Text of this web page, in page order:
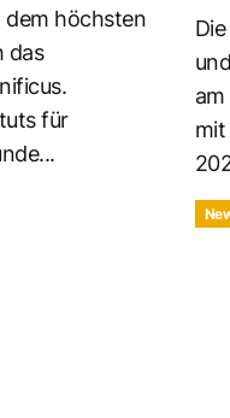
dem höchsten
das
für
mit